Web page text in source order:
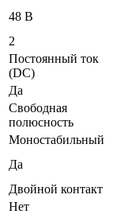
48 В
2
Постоянный ток
(DC)
Да
Свободная
полюсность
Моностабильный
Да
Двойной контакт
Нет